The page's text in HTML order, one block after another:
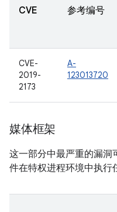
CVE 参考编号
CVE-
2019-
2173
A-
123013720
媒体框架
这一部分中最严重的漏洞
件在特权进程环境中执行